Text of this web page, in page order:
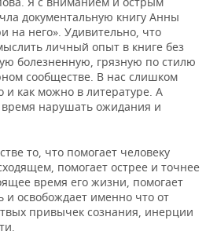
документальную книгу Анны
на него». Удивительно, что
личный опыт в книге без
болезненную, грязную по стилю
сообществе. В нас слишком
и как можно в литературе. А
время нарушать ожидания и
то, что помогает человеку
помогает острее и точнее
время его жизни, помогает
и освобождает именно что от
привычек сознания, инерции